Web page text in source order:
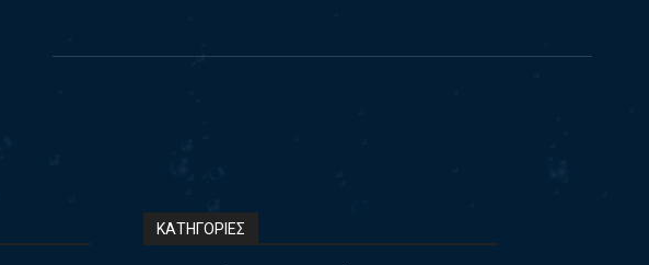
ΚΑΤΗΓΟΡΙΕΣ